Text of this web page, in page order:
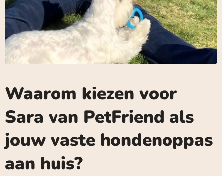
Waarom kiezen voor
Sara van PetFriend als
jouw vaste hondenoppas
aan huis?